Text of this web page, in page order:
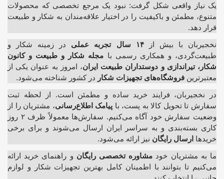
یک نیاز واقعی شکل گرفت: نبود یک مرجع تخصصی که محصولات
متنوع، مطمئن و باکیفیت را در اختیار علاقه‌مندان به شکار و طبیعت
قرار دهد.
نخجیربان با بیش از
۱۴ سال تجربه عملی
در زمینه شکار و
طبیعت‌گردی، و همکاری رسمی با مجله شکار و طبیعت و کانون
شکار، تیراندازی و دوستداران طبیعت ایران، امروز به عنوان یکی از
معتبرترین فروشگاه‌های تجهیزات شکار در کشور شناخته می‌شود.
در نخجیربان، فرایند خرید ساده و مطمئن است. از لحظه ثبت
سفارش تا تحویل کالا به پست، با پیامک اطلاع‌رسانی، مشتریان را از
وضعیت سفارش خود آگاه می‌کنیم. سفارش‌ها معمولاً ظرف ۲ روز
کاری بسته‌بندی و به سراسر ایران ارسال می‌شوند و برای برخی
خریدها ارسال رایگان نیز ارائه می‌شود.
ما به مشتریان خود مشاوره تخصصی رایگان و راهنمای خرید ارائه
می‌کنیم تا بتوانند با اطمینان کامل بهترین تجهیزات شکار و لوازم